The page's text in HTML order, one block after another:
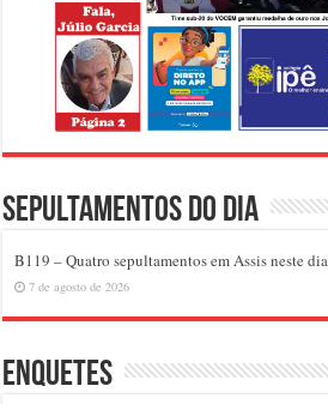
Sepultamentos do dia
B119 – Quatro sepultamentos em Assis neste
7 de agosto de 2026
Enquetes